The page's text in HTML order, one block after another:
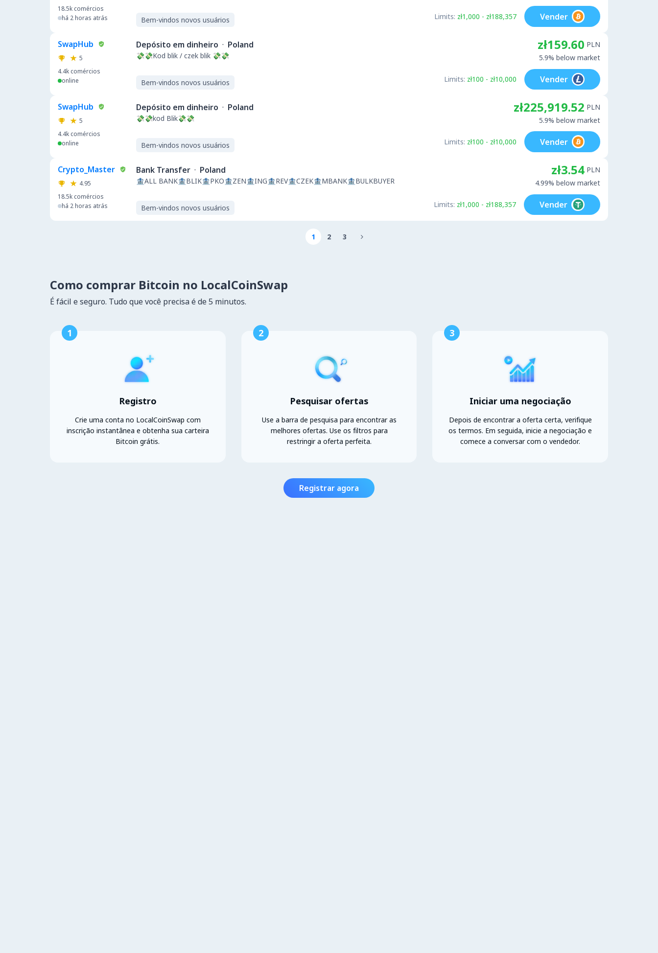
18.5k comércios
há 2 horas atrás
Bem-vindos novos usuários Limits: zł1,000 - zł188,357 Vender
SwapHub
5
4.4k comércios
online
Depósito em dinheiro · Poland
💸💸Kod blik / czek blik 💸💸
Bem-vindos novos usuários
zł159.60 PLN
5.9% below market
Limits: zł100 - zł10,000 Vender
SwapHub
5
4.4k comércios
online
Depósito em dinheiro · Poland
💸💸kod Blik💸💸
Bem-vindos novos usuários
zł225,919.52 PLN
5.9% below market
Limits: zł100 - zł10,000 Vender
Crypto_Master
4.95
18.5k comércios
há 2 horas atrás
Bank Transfer · Poland
🏦ALL BANK🏦BLIK🏦PKO🏦ZEN🏦ING🏦REV🏦CZEK🏦MBANK🏦BULKBUYER
Bem-vindos novos usuários
zł3.54 PLN
4.99% below market
Limits: zł1,000 - zł188,357 Vender
1 2 3 
Como comprar Bitcoin no LocalCoinSwap
É fácil e seguro. Tudo que você precisa é de 5 minutos.
1
Registro
Crie uma conta no LocalCoinSwap com
inscrição instantânea e obtenha sua carteira
Bitcoin grátis.
2
Pesquisar ofertas
Use a barra de pesquisa para encontrar as
melhores ofertas. Use os filtros para
restringir a oferta perfeita.
3
Iniciar uma negociação
Depois de encontrar a oferta certa, verifique
os termos. Em seguida, inicie a negociação e
comece a conversar com o vendedor.
Registrar agora